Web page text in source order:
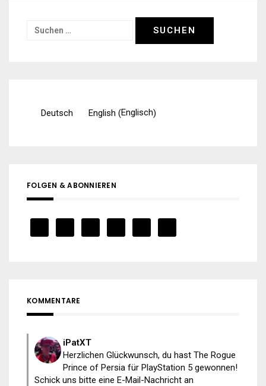
Suchen
Deutsch English (Englisch)
FOLGEN & ABONNIEREN
KOMMENTARE
iPatXT
Herzlichen Glückwunsch, du hast The Rogue
Prince of Persia für PlayStation 5 gewonnen!
Schick uns bitte eine E-Mail-Nachricht an